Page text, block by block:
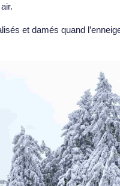
et damés quand